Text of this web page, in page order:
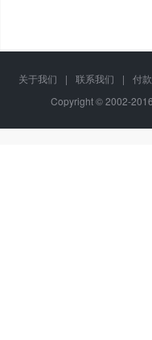
关于我们 | 联系我们 |
付
Copyright © 2002-